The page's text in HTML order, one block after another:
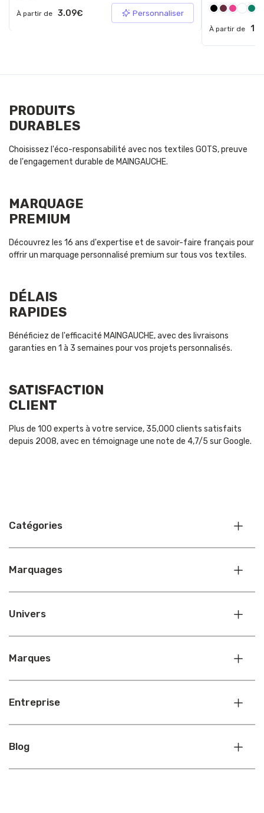
À partir de 3.09€ Personnaliser
À partir de
PRODUITS
DURABLES
Choisissez l'éco-responsabilité avec nos textiles GOTS, preuve
de l'engagement durable de MAINGAUCHE.
MARQUAGE
PREMIUM
Découvrez les 16 ans d'expertise et de savoir-faire français pour
offrir un marquage personnalisé premium sur tous vos textiles.
DÉLAIS
RAPIDES
Bénéficiez de l'efficacité MAINGAUCHE, avec des livraisons
garanties en 1 à 3 semaines pour vos projets personnalisés.
SATISFACTION
CLIENT
Plus de 100 experts à votre service, 35,000 clients satisfaits
depuis 2008, avec en témoignage une note de 4,7/5 sur Google.
Catégories
Marquages
Univers
Marques
Entreprise
Blog